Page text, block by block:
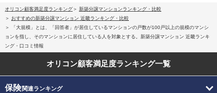
オリコン顧客満足度ランキング
新築分譲マンションランキング・比較
おすすめの新築分譲マンション 近畿ランキング・比較
「大規模」とは、「回答者」が居住しているマンションの戸数が100戸以上の規模のマンシ
ョンを指し、そのマンションに居住している人を対象とする。新築分譲マンション 近畿ランキ
ング・口コミ情報
オリコン顧客満足度ランキング一覧
保険関連ランキング